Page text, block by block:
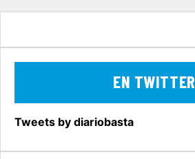
EN TWITTER
Tweets by diariobasta